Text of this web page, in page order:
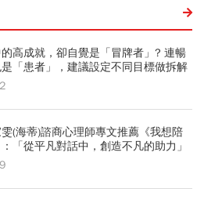
高成就，卻自覺是「冒牌者」? 連暢
「患者」，建議設定不同目標做拆解
(海蒂)諮商心理師專文推薦《我想陪
「從平凡對話中，創造不凡的助力」